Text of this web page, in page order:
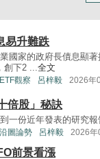
易升難跌
國家的政府長債息顯
創下2 ...全文
ETF觀察 呂梓毅 2026年
倍股」秘訣
一份近年發表的研究
沿圖論勢 呂梓毅 2026年
前景看漲